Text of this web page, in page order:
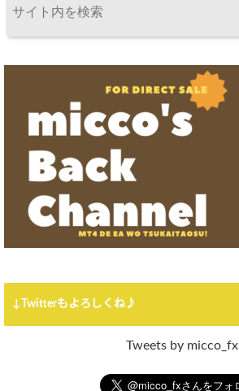
↓Twitterもよろしくね♪
Tweets by micco_fx